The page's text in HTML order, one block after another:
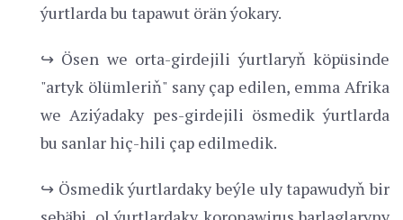
ýurtlarda bu tapawut örän ýokary.
↪ Ösen we orta-girdejili ýurtlaryň köpüsinde
"artyk ölümleriň" sany çap edilen, emma Afrika
we Aziýadaky pes-girdejili ösmedik ýurtlarda
bu sanlar hiç-hili çap edilmedik.
↪ Ösmedik ýurtlardaky beýle uly tapawudyň bir